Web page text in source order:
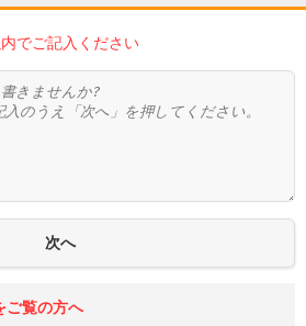
でご記入ください
ご覧の方へ